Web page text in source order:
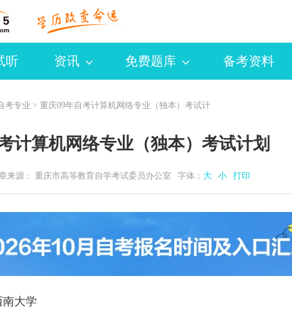
听 资讯 免费题库 备考资料
考专业 > 重庆09年自考计算机网络专业（独本）考试计
计算机网络专业（独本）考试计划
来源： 重庆市高等教育自学考试委员办公室 字体： 大 小 打印
南大学